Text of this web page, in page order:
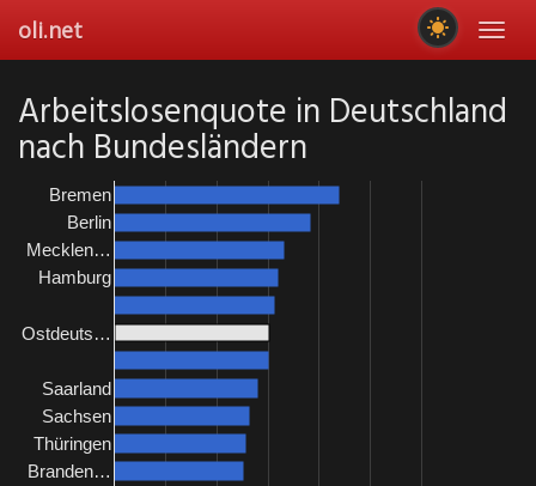
main
oli.net
Arbeitslosenquote in Deutschland
nach Bundesländern
Bremen
Berlin
Mecklen…
Hamburg
Ostdeuts…
Saarland
Sachsen
Thüringen
Branden…